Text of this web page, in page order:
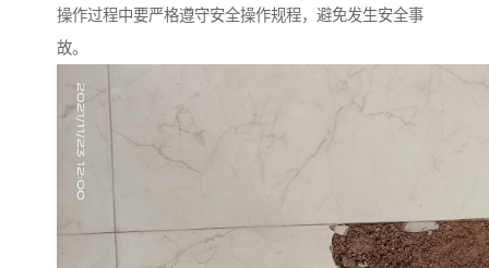
操作过程中要严格遵守安全操作规程，避免发生安全事
故。